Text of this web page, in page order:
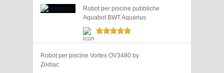
Robot per piscine pubbliche
Aquabot BWT Aquarius
Robot per piscine Vortex OV3480 by
Zodiac